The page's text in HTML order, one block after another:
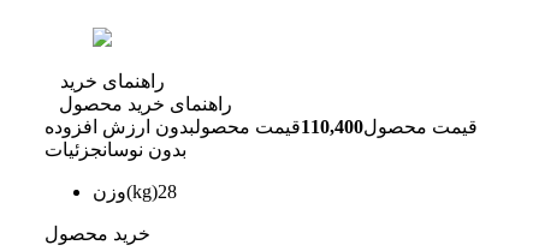
راهنمای خرید
راهنمای خرید محصول
قیمت محصول110,400قیمت محصولبدون ارزش افزوده
بدون نوسانجزئیات
وزن(kg)28
خرید محصول